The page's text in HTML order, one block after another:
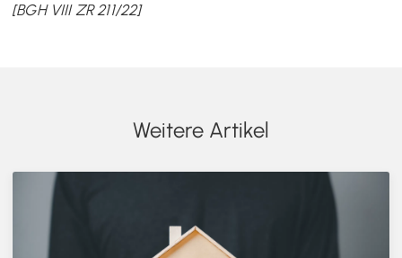
[BGH VIII ZR 211/22]
Weitere Artikel